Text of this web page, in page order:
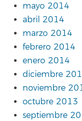
mayo 2014
abril 2014
marzo 2014
febrero 2014
enero 2014
diciembre
noviembre
octubre 2013
septiembre